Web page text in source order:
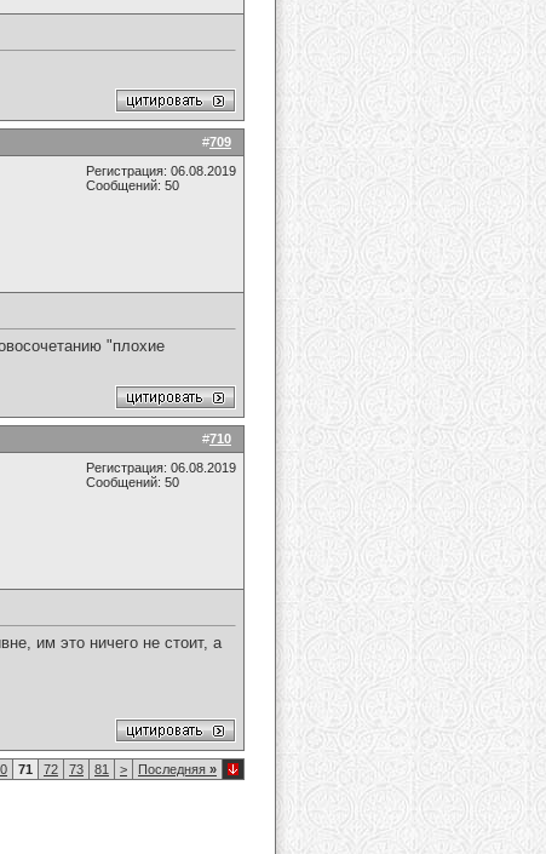
#709
Регистрация: 06.08.2019
Сообщений: 50
"плохие
#710
Регистрация: 06.08.2019
Сообщений: 50
им это ничего не стоит, а
71 72 73 81 > Последняя »